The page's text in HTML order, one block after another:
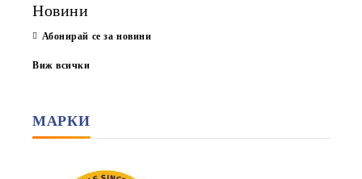
Новини
Абонирай се за новини
Виж всички
МАРКИ